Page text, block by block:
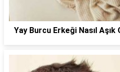
Yay Burcu Erkeği Nasıl Aşık